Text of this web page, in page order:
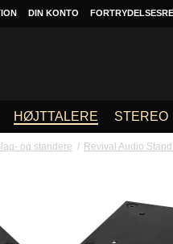
DIN KONTO
HØJTTALERE STEREO
og standere / Revival Audio